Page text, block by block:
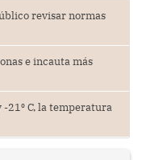
revisar normas
e incauta más
21⁰ C, la temperatura